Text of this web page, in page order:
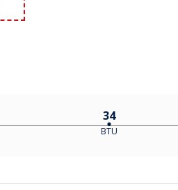
34
BTU